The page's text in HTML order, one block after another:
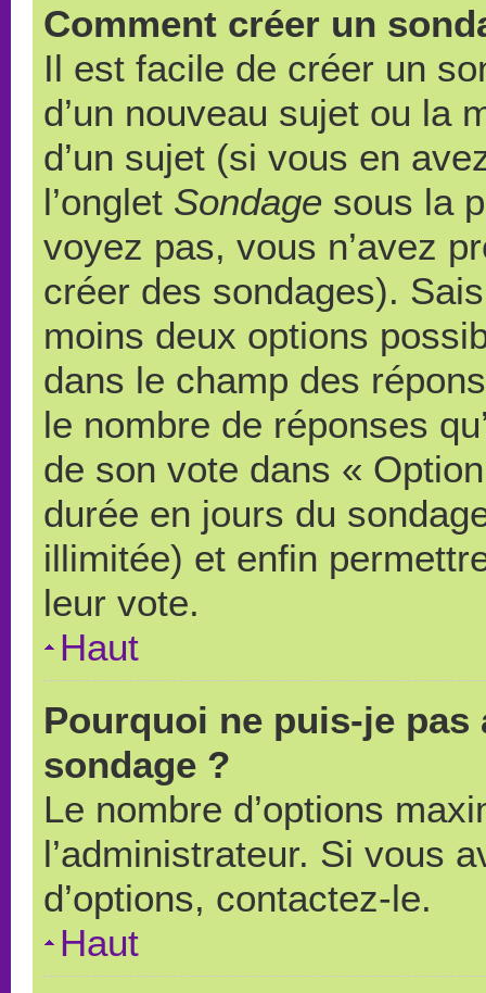
Comment créer un
Il est facile de créer un
d’un nouveau sujet ou la
d’un sujet (si vous en
l’onglet Sondage sous la
voyez pas, vous n’avez
créer des sondages).
moins deux options
dans le champ des
le nombre de réponses
de son vote dans «
durée en jours du
illimitée) et enfin
leur vote.
Haut
Pourquoi ne puis-je
sondage ?
Le nombre d’options
l’administrateur. Si vous
d’options, contactez-le.
Haut